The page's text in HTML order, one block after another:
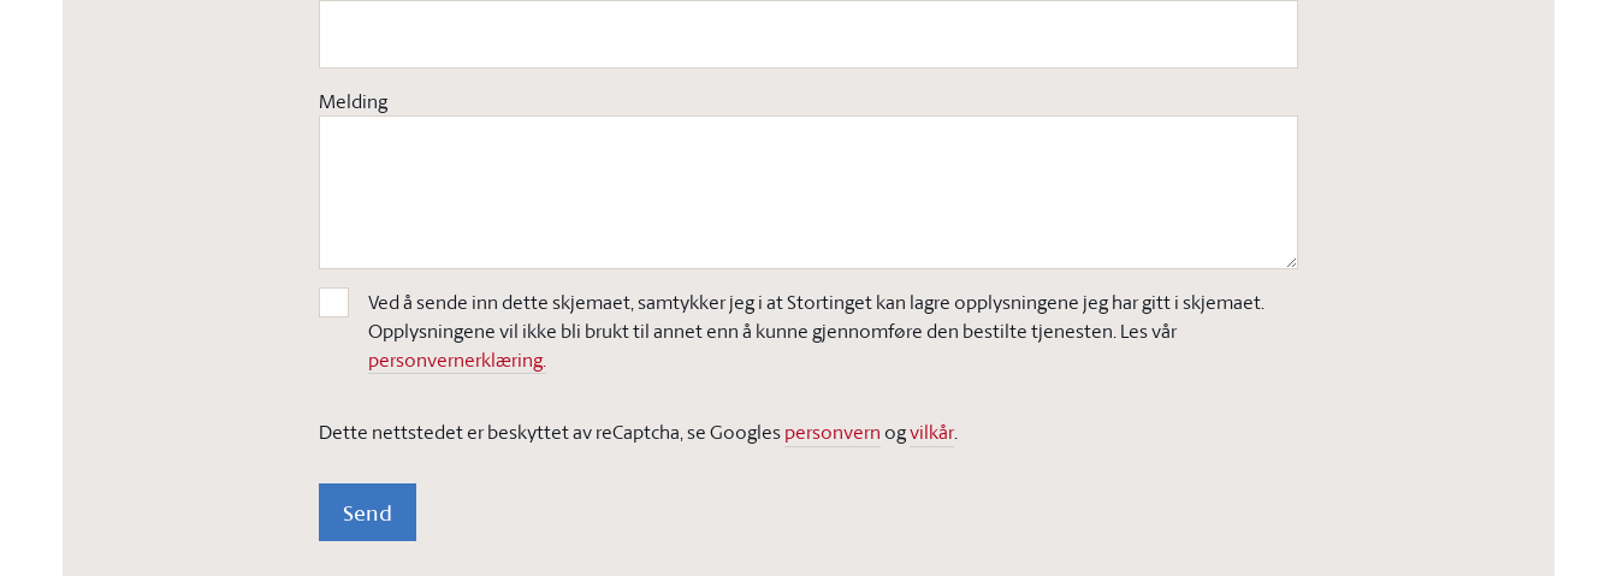
Melding
Ved å sende inn dette skjemaet, samtykker jeg i at Stortinget kan lagre opplysningene jeg har gitt i skjemaet.
Opplysningene vil ikke bli brukt til annet enn å kunne gjennomføre den bestilte tjenesten. Les vår
personvernerklæring.
Dette nettstedet er beskyttet av reCaptcha, se Googlespersonvern ogvilkår.
Send